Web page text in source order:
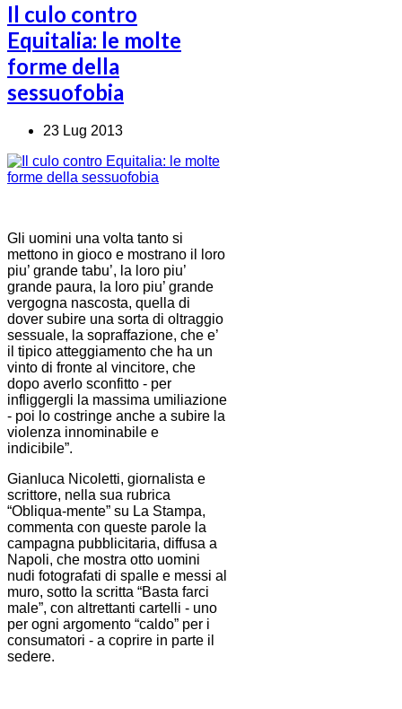
Il culo contro
Equitalia: le molte
forme della
sessuofobia
23 Lug 2013
Gli uomini una volta tanto si
mettono in gioco e mostrano il loro
piu’ grande tabu’, la loro piu’
grande paura, la loro piu’ grande
vergogna nascosta, quella di
dover subire una sorta di oltraggio
sessuale, la sopraffazione, che e’
il tipico atteggiamento che ha un
vinto di fronte al vincitore, che
dopo averlo sconfitto - per
infliggergli la massima umiliazione
- poi lo costringe anche a subire la
violenza innominabile e
indicibile”.
Gianluca Nicoletti, giornalista e
scrittore, nella sua rubrica
“Obliqua-mente” su La Stampa,
commenta con queste parole la
campagna pubblicitaria, diffusa a
Napoli, che mostra otto uomini
nudi fotografati di spalle e messi al
muro, sotto la scritta “Basta farci
male”, con altrettanti cartelli - uno
per ogni argomento “caldo” per i
consumatori - a coprire in parte il
sedere.